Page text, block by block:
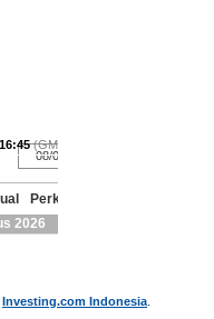
Investing.com Indonesia